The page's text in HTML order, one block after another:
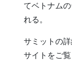
てベトナム
れる。
サミットの
サイトをご覧